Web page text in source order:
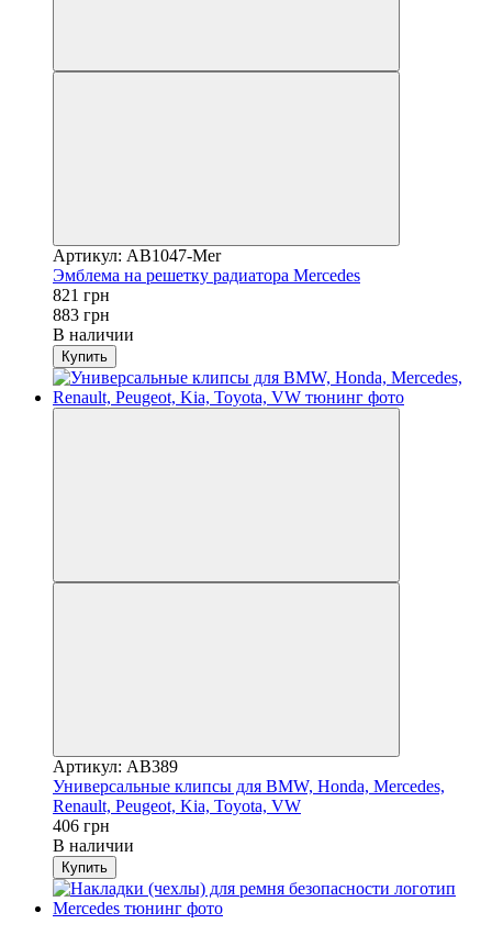
Артикул: AB1047-Mer
Эмблема на решетку радиатора Mercedes
821 грн
883 грн
В наличии
Купить
Артикул: AB389
Универсальные клипсы для BMW, Honda, Mercedes,
Renault, Peugeot, Kia, Toyota, VW
406 грн
В наличии
Купить